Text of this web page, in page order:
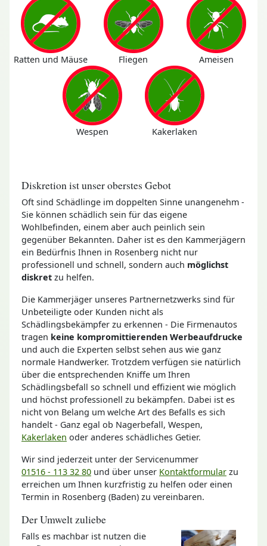
Ratten und Mäuse Fliegen Ameisen
Wespen Kakerlaken
Diskretion ist unser oberstes Gebot
Oft sind Schädlinge im doppelten Sinne unangenehm -
Sie können schädlich sein für das eigene
Wohlbefinden, einem aber auch peinlich sein
gegenüber Bekannten. Daher ist es den Kammerjägern
ein Bedürfnis Ihnen in Rosenberg nicht nur
professionell und schnell, sondern auch möglichst
diskret zu helfen.
Die Kammerjäger unseres Partnernetzwerks sind für
Unbeteiligte oder Kunden nicht als
Schädlingsbekämpfer zu erkennen - Die Firmenautos
tragen keine kompromittierenden Werbeaufdrucke
und auch die Experten selbst sehen aus wie ganz
normale Handwerker. Trotzdem verfügen sie natürlich
über die entsprechenden Kniffe um Ihren
Schädlingsbefall so schnell und effizient wie möglich
und höchst professionell zu bekämpfen. Dabei ist es
nicht von Belang um welche Art des Befalls es sich
handelt - Ganz egal ob Nagerbefall, Wespen,
Kakerlaken oder anderes schädliches Getier.
Wir sind jederzeit unter der Servicenummer
01516 - 113 32 80 und über unser Kontaktformular zu
erreichen um Ihnen kurzfristig zu helfen oder einen
Termin in Rosenberg (Baden) zu vereinbaren.
Der Umwelt zuliebe
Falls es machbar ist nutzen die